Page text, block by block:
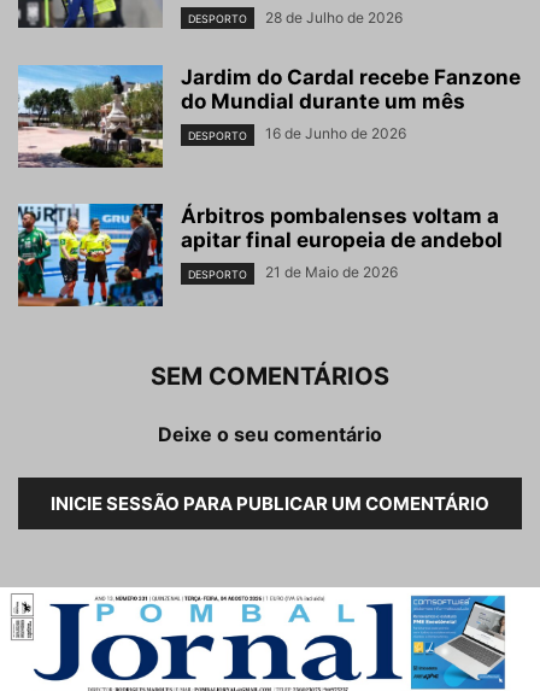
DESPORTO 28 de Julho de 2026
Jardim do Cardal recebe Fanzone
do Mundial durante um mês
DESPORTO 16 de Junho de 2026
Árbitros pombalenses voltam a
apitar final europeia de andebol
DESPORTO 21 de Maio de 2026
SEM COMENTÁRIOS
Deixe o seu comentário
INICIE SESSÃO PARA PUBLICAR UM COMENTÁRIO